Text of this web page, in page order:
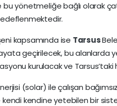
bu yönetmeliğe bağlı olarak
kapsamında ise Tarsus
geçirilecek, bu alanlarda
kurulacak ve
(solar) ile çalışan
kendi kendine yetebilen bir